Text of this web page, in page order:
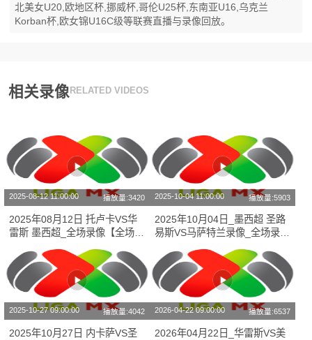
北美女U20,欧地区杯,挪威杯,哥伦U25杯,东南亚U16,乌克兰
Korban杯,欧女锦U16C级等联赛直播与录像回放。
相关录像 RELATED VIDEOS
2025-08-12 11:00:00 播放量:3420
2025年08月12日 托卢卡VS华
雷斯 墨西超_全场录像【全场回
2025-10-04 11:00:00 播放量:5903
2025年10月04日_墨西超 圣路
易斯VS马萨特兰录像_全场录像
【全场回放】
2025-10-27 09:00:00 播放量:4042
2025年10月27日 内卡萨VS圣
2026-04-22 09:00:00 播放量:6537
2026年04月22日_华雷斯VS美